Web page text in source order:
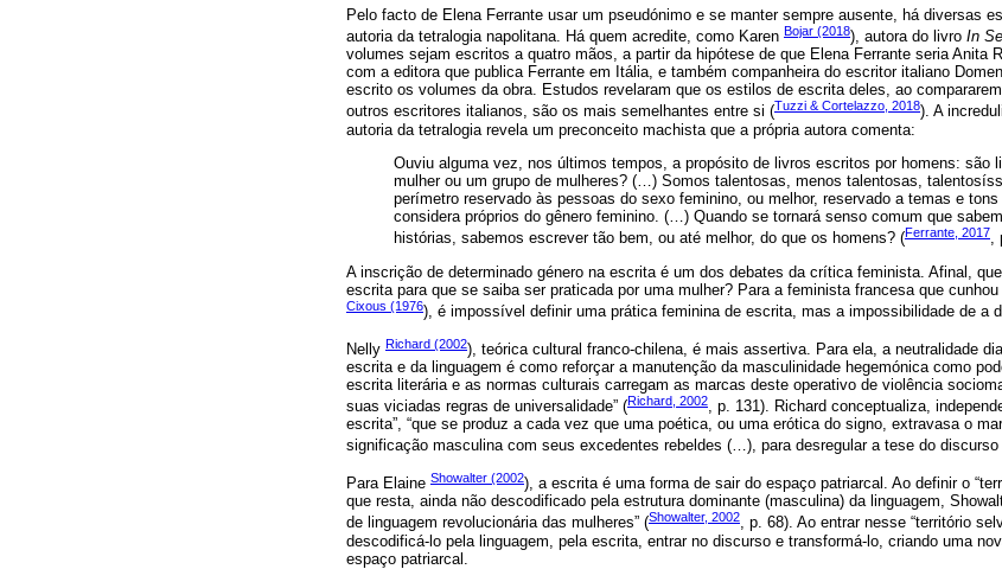
Pelo facto de Elena Ferrante usar um pseudónimo e se manter sempre ausente, há diversas
autoria da tetralogia napolitana. Há quem acredite, como Karen Bojar (2018), autora do livro In
volumes sejam escritos a quatro mãos, a partir da hipótese de que Elena Ferrante seria Anita
com a editora que publica Ferrante em Itália, e também companheira do escritor italiano
escrito os volumes da obra. Estudos revelaram que os estilos de escrita deles, ao
outros escritores italianos, são os mais semelhantes entre si (Tuzzi & Cortelazzo, 2018). A
autoria da tetralogia revela um preconceito machista que a própria autora comenta:
Ouviu alguma vez, nos últimos tempos, a propósito de livros escritos por homens: são
mulher ou um grupo de mulheres? (…) Somos talentosas, menos talentosas,
perímetro reservado às pessoas do sexo feminino, ou melhor, reservado a temas e
considera próprios do gênero feminino. (…) Quando se tornará senso comum que
histórias, sabemos escrever tão bem, ou até melhor, do que os homens? (Ferrante, 2017,
A inscrição de determinado género na escrita é um dos debates da crítica feminista. Afinal,
escrita para que se saiba ser praticada por uma mulher? Para a feminista francesa que
Cixous (1976), é impossível definir uma prática feminina de escrita, mas a impossibilidade de a
Nelly Richard (2002), teórica cultural franco-chilena, é mais assertiva. Para ela, a neutralidade
escrita e da linguagem é como reforçar a manutenção da masculinidade hegemónica como
escrita literária e as normas culturais carregam as marcas deste operativo de violência
suas viciadas regras de universalidade” (Richard, 2002, p. 131). Richard conceptualiza,
escrita”, “que se produz a cada vez que uma poética, ou uma erótica do signo, extravasa o
significação masculina com seus excedentes rebeldes (…), para desregular a tese do discurso
Para Elaine Showalter (2002), a escrita é uma forma de sair do espaço patriarcal. Ao definir o
que resta, ainda não descodificado pela estrutura dominante (masculina) da linguagem,
de linguagem revolucionária das mulheres” (Showalter, 2002, p. 68). Ao entrar nesse “território
descodificá-lo pela linguagem, pela escrita, entrar no discurso e transformá-lo, criando uma
espaço patriarcal.